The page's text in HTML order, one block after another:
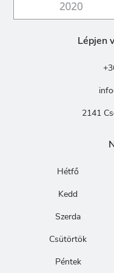
Lépjen
2141
Hétfő
Kedd
Szerda
Csütörtök
Péntek